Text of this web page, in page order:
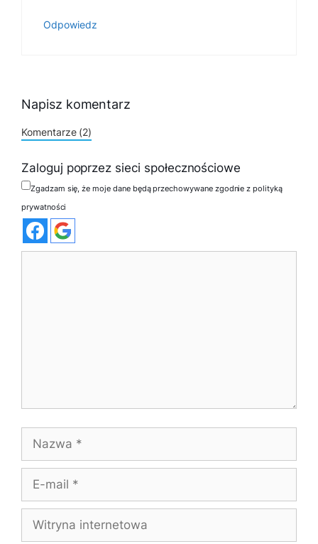
Odpowiedz
Napisz komentarz
Komentarze (2)
Zaloguj poprzez sieci społecznościowe
Zgadzam się, że moje dane będą przechowywane zgodnie z polityką
prywatności
mail
internetowa